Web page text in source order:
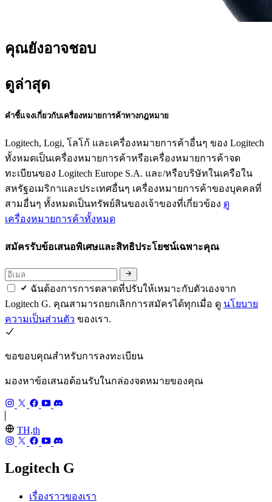
คุณยังอาจชอบ
ดูล่าสุด
คำชี้แจงเกี่ยวกับเครื่องหมายการค้าทางกฎหมาย
Logitech, Logi, โลโก้ และเครื่องหมายการค้าอื่นๆ ของ Logitech
ทั้งหมดเป็นเครื่องหมายการค้าหรือเครื่องหมายการค้าจด
ทะเบียนของ Logitech Europe S.A. และ/หรือบริษัทในเครือใน
สหรัฐอเมริกาและประเทศอื่นๆ เครื่องหมายการค้าของบุคคลที่
สามอื่นๆ ทั้งหมดเป็นทรัพย์สินของเจ้าของที่เกี่ยวข้อง ดู
เครื่องหมายการค้าทั้งหมด
สมัครรับข้อเสนอพิเศษและสิทธิประโยชน์เฉพาะคุณ
ฉันต้องการการตลาดที่ปรับให้เหมาะกับตัวเองจาก
Logitech G. คุณสามารถยกเลิกการสมัครได้ทุกเมื่อ ดู นโยบาย
ความเป็นส่วนตัว ของเรา.
ขอขอบคุณสำหรับการลงทะเบียน
มองหาข้อเสนอต้อนรับในกล่องจดหมายของคุณ
TH,th
Logitech G
เรื่องราวของเรา